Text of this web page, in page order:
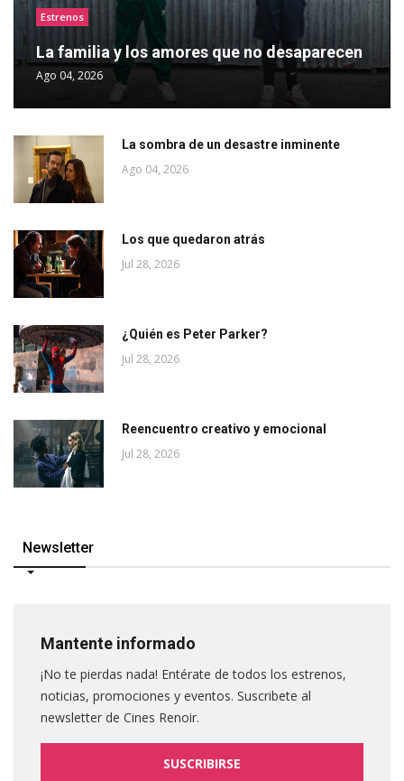
Estrenos
La familia y los amores que no desaparecen
Ago 04, 2026
La sombra de un desastre inminente
Ago 04, 2026
Los que quedaron atrás
Jul 28, 2026
¿Quién es Peter Parker?
Jul 28, 2026
Reencuentro creativo y emocional
Jul 28, 2026
Newsletter
Mantente informado
¡No te pierdas nada! Entérate de todos los estrenos,
noticias, promociones y eventos. Suscribete al
newsletter de Cines Renoir.
SUSCRIBIRSE